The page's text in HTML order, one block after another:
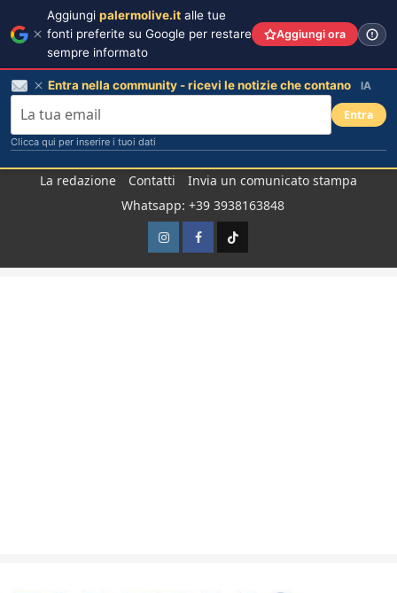
La redazione Contatti
Invia un comunicato stampa
Whatsapp: +39 3938163848
InstagramFacebook
TikTok
Aggiungi palermolive.it alle tue
fonti preferite su Google per restare
sempre informato
Aggiungi ora
Entra nella community - ricevi le notizie che contano IA
Entra
Clicca qui per inserire i tuoi dati